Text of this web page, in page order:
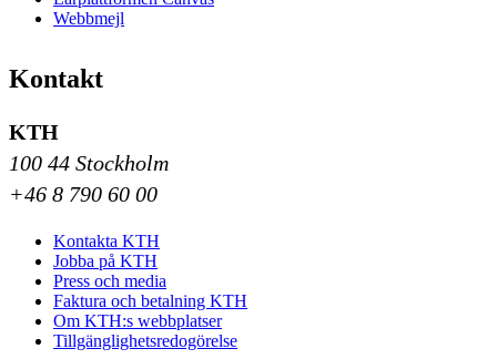
Webbmejl
Kontakt
KTH
100 44 Stockholm
+46 8 790 60 00
Kontakta KTH
Jobba på KTH
Press och media
Faktura och betalning KTH
Om KTH:s webbplatser
Tillgänglighetsredogörelse